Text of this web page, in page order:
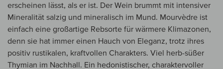
erscheinen lässt, als er ist. Der Wein brummt mit intensiver
Mineralität salzig und mineralisch im Mund. Mourvèdre ist
einfach eine großartige Rebsorte für wärmere Klimazonen,
denn sie hat immer einen Hauch von Eleganz, trotz ihres
positiv rustikalen, kraftvollen Charakters. Viel herb-süßer
Thymian im Nachhall. Ein hedonistischer, charaktervoller